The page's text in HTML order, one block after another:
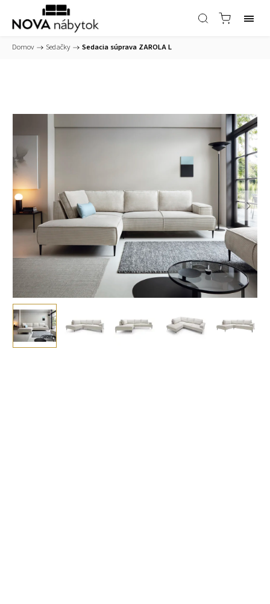
Domov / Sedačky / Sedacia súprava ZAROLA L